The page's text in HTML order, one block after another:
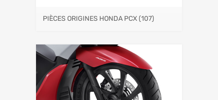
PIÈCES ORIGINES HONDA PCX(107)